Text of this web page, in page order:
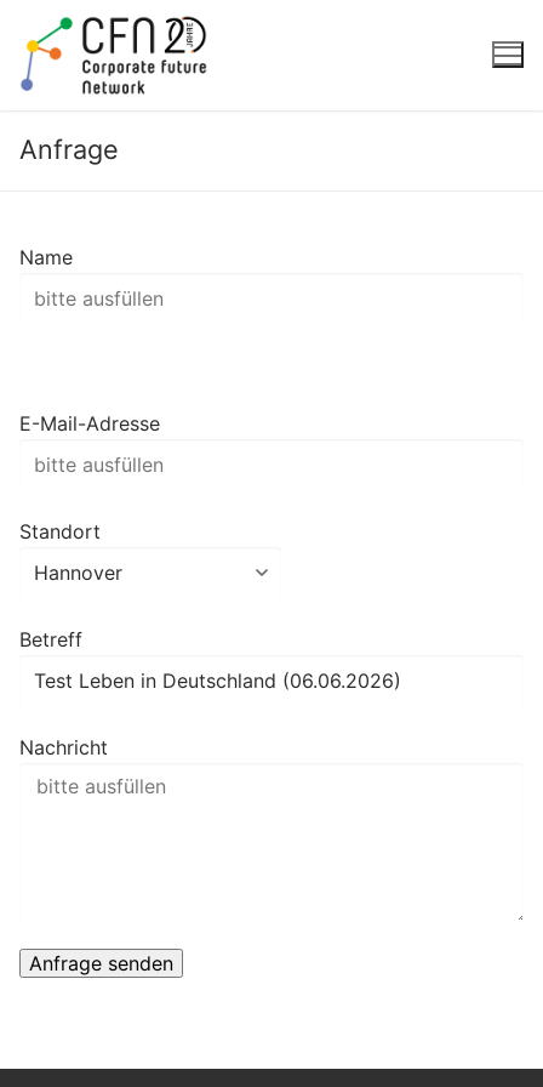
Inhalt
springen
Anfrage
Name
E-Mail-Adresse
Standort
Betreff
Nachricht